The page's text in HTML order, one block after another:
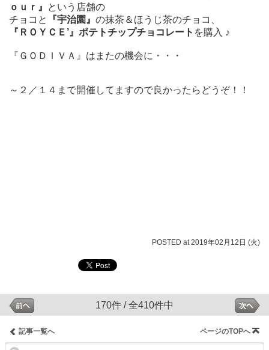
ｏｕｒ』
という店舗の
チョコと
『宇治園』 の抹茶＆ほうじ茶のチョコ、
『ＲＯＹＣＥ’』ポテトチップチョコレート を購入 ♪
『ＧＯＤＩＶＡ』はまたの機会に・・・
～２／１４まで開催してますので良かったらどうぞ！！
POSTED at 2019年02月12日 (火)
170件 / 全410件中
記事一覧へ ページのTOPへ